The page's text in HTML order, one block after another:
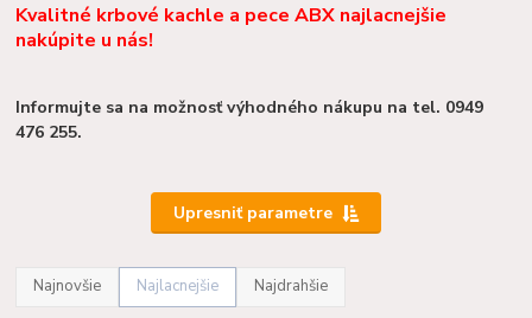
Kvalitné krbové kachle a pece ABX najlacnejšie
nakúpite u nás!
Informujte sa na možnosť výhodného nákupu na tel. 0949
476 255.
Upresniť parametre
Najnovšie Najlacnejšie Najdrahšie